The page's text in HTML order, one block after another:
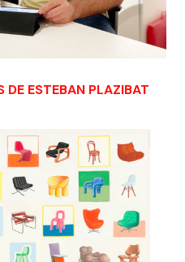
DE ESTEBAN PLAZIBAT